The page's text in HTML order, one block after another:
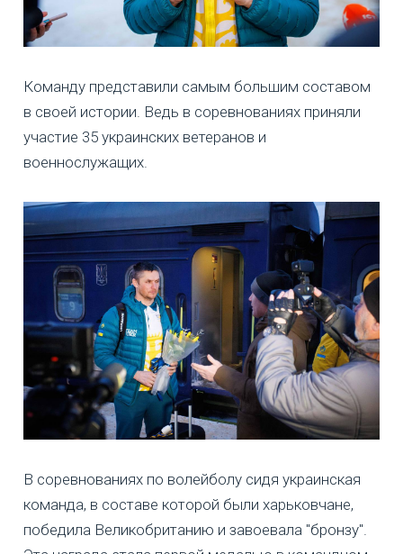
Команду представили самым большим составом
в своей истории. Ведь в соревнованиях приняли
участие 35 украинских ветеранов и
военнослужащих.
В соревнованиях по волейболу сидя украинская
команда, в составе которой были харьковчане,
победила Великобританию и завоевала "бронзу".